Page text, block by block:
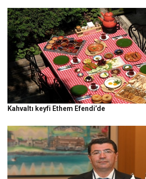
Kahvaltı keyfi Ethem Efendi’de